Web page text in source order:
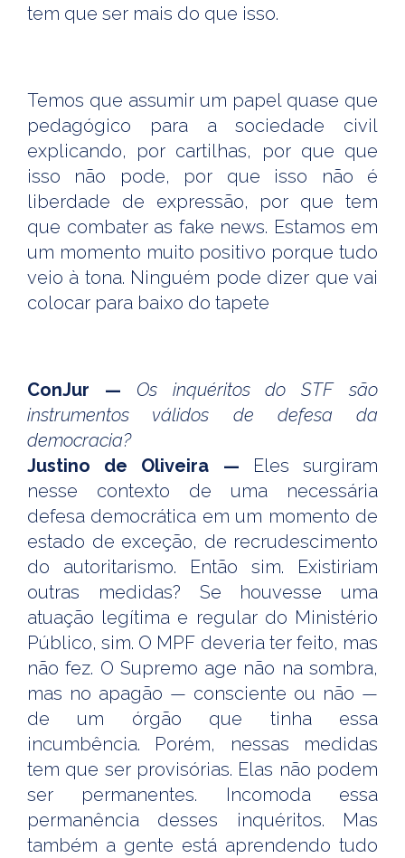
tem que ser mais do que isso.
Temos que assumir um papel quase que
pedagógico para a sociedade civil
explicando, por cartilhas, por que que
isso não pode, por que isso não é
liberdade de expressão, por que tem
que combater as fake news. Estamos em
um momento muito positivo porque tudo
veio à tona. Ninguém pode dizer que vai
colocar para baixo do tapete
ConJur — Os inquéritos do STF são
instrumentos válidos de defesa da
democracia?
Justino de Oliveira — Eles surgiram
nesse contexto de uma necessária
defesa democrática em um momento de
estado de exceção, de recrudescimento
do autoritarismo. Então sim. Existiriam
outras medidas? Se houvesse uma
atuação legítima e regular do Ministério
Público, sim. O MPF deveria ter feito, mas
não fez. O Supremo age não na sombra,
mas no apagão — consciente ou não —
de um órgão que tinha essa
incumbência. Porém, nessas medidas
tem que ser provisórias. Elas não podem
ser permanentes. Incomoda essa
permanência desses inquéritos. Mas
também a gente está aprendendo tudo